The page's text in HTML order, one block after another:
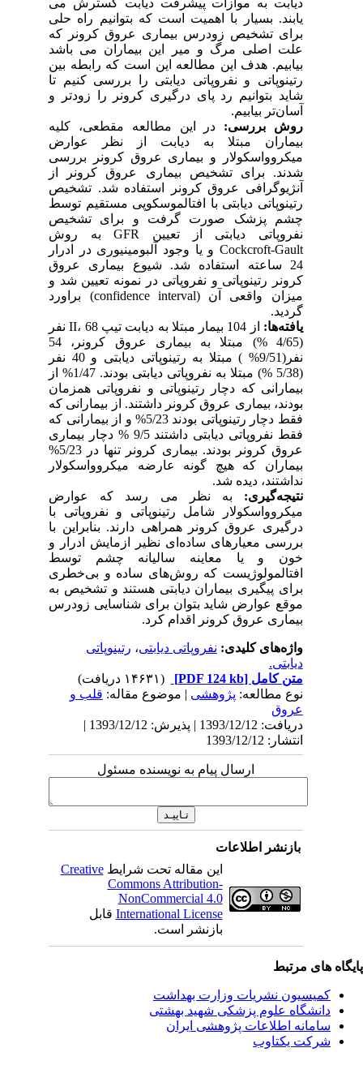
دیابت به موازات پیشرفت دیابت گسترش می
یابند. بسیار با اهمیت است که بتوانیم راه حلی
برای تشخیص زودرس بیماری عروق کرونر که
علت اصلی مرگ و میر این بیماران می باشد
بیابیم. هدف این مطالعه این است که رابطه بین
رتینوپاتی و نفروپاتی دیابتی را بررسی کنیم تا
شاید بتوانیم رد پای درگیری کرونر را زودتر و
آسان‌تر بیابیم.
روش بررسی:در این مطالعه مقطعی، کلیه
بیماران مبتلا به دیابت از نظر عوارض
میکروواسکولار و بیماری عروق کرونر بررسی
شدند. برای تشخیص بیماری عروق کرونر از
آنژیوگرافی عروق کرونر استفاده شد. تشخیص
رتینوپاتی دیابتی با افتالموسکوپی مستقیم توسط
چشم پزشک صورت گرفت و برای تشخیص
نفروپاتی دیابتی از تعیین GFR به روش
Cockcroft-Gault و یا وجود آلبومینیوری در ادرار
24 ساعته استفاده شد. شیوع بیماری عروق
کرونر رتینوپاتی و نفروپاتی در نمونه تعیین شد و
میزان واقعی آن (confidence interval) براورد
گردید.
یافته‌ها:
از 104 بیمار مبتلا به دیابت تیپ II، 68 نفر
(4/65 %) مبتلا به بیماری عروق کرونر، 54
نفر(9/51% ) مبتلا به رتینوپاتی دیابتی و 40 نفر
(5/38 %) مبتلا به نفروپاتی دیابتی بودند. 1/47% از
بیمارانی که دچار رتینوپاتی و نفروپاتی همزمان
بودند، بیماری عروق کرونر داشتند. از بیمارانی که
فقط دچار رتینوپاتی بودند 5/23% و از بیمارانی که
فقط نفروپاتی دیابتی داشتند 9/5 % دچار بیماری
عروق کرونر بودند. بیماری کرونر تنها در 5/23%
بیماران که هیچ گونه عارضه میکروواسکولار
نداشتند، دیده شد.
نتیجه‌گیری:
به نظر می رسد که عوارض
میکروواسکولار شامل رتینوپاتی و نفروپاتی با
درگیری عروق کرونر همراهی دارند. بنابراین با
بررسی معیارهای ساده‌ای نظیر ازمایش ادرار و
خون و یا معاینه سالیانه چشم توسط
افتالمولوژیست که روش‌های ساده و بی‌خطری
برای پیگیری بیماران دیابتی هستند و تشخیص به
موقع عوارض شاید بتوان برای شناسایی زودرس
بیماری عروق کرونر اقدام کرد.
واژه‌های کلیدی:نفروپاتی دیابتی،رتینوپاتی
دیابتی.
متن کامل[PDF 124 kb]
نوع مطالعه:پژوهشی| موضوع مقاله:قلب و
عروق
دریافت: 1393/12/12 | پذیرش: 1393/12/12 |
انتشار: 1393/12/12
ارسال پیام به نویسنده مسئول
بازنشر اطلاعات
این مقاله تحت شرایطCreative
Commons Attribution-
NonCommercial 4.0
International Licenseقابل
بازنشر است.
های مرتبط
کمیسیون نشریات وزارت بهداشت
دانشگاه علوم پزشکی شهید بهشتی
سامانه اطلاعات پژوهشی ایران
شرکت یکتاوب